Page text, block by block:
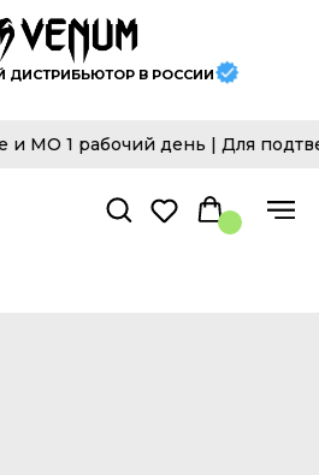
В РОССИИ
1 рабочий день | Для